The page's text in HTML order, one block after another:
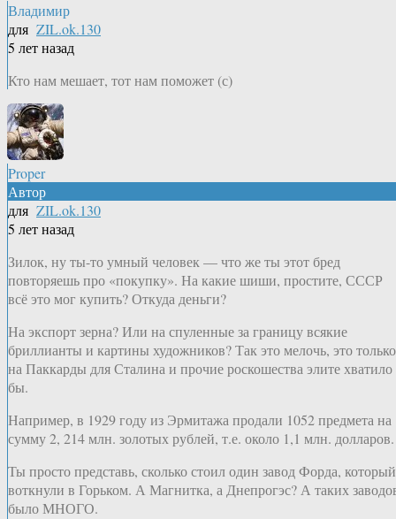
Владимир
для ZIL.ok.130
5 лет назад
Кто нам мешает, тот нам поможет (с)
Proper
Автор
для ZIL.ok.130
5 лет назад
Зилок, ну ты-то умный человек — что же ты этот бред
повторяешь про «покупку». На какие шиши, простите, СССР
всё это мог купить? Откуда деньги?
На экспорт зерна? Или на спуленные за границу всякие
бриллианты и картины художников? Так это мелочь, это только
на Паккарды для Сталина и прочие роскошества элите хватило
бы.
Например, в 1929 году из Эрмитажа продали 1052 предмета на
сумму 2, 214 млн. золотых рублей, т.е. около 1,1 млн. долларов.
Ты просто представь, сколько стоил один завод Форда, который
воткнули в Горьком. А Магнитка, а Днепрогэс? А таких
было МНОГО.